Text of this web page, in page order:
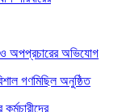
ও অপপ্রচারের অভিযোগ
গণমিছিল অনুষ্ঠিত